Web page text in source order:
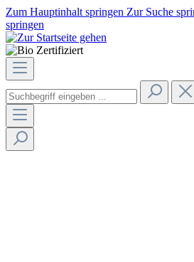
Zum Hauptinhalt springen Zur Suche
springen